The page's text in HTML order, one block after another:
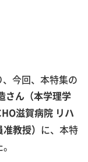
今回、本特集の
さん（本学理学
滋賀病院 リハ
教授）
に、本特